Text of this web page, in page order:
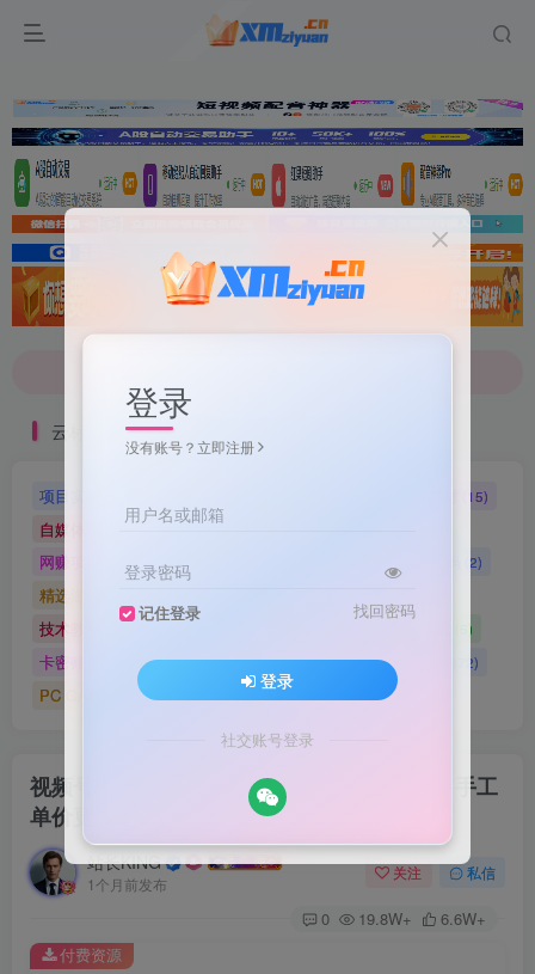
文案不会提取也不会写？八哥来帮忙！
7-9折！等多家顶流配音软件[配音神器Pro]-[配音鹅]-[南瓜配音]-[魔音工坊]-[逗哥配音]戳这里查看详情！
7-9折！等多家顶流配音软件[配音神器Pro]-[配音鹅]-[南瓜配音]-[魔音工坊]-[逗哥配音]戳这里查看详情！
云标签
项目实操 (15)
自媒体教程 (9) 自媒体 (1)
网赚项目 (4898) 网站源码 (2)
精选游戏大作合集
技术教程 技术教程 (5)
卡密账号 主题美化(0) Zibll美化(21) Switch游戏 (2872)
PC GAME (5219) I T 项 目 3A巨作
视频号自动挂G项目，自动化脚本省时省力，手工
单价更高，日入300+全网最稳【揭秘】
站长KING
1个月前发布
关注 私信
0 19.8W+ 6.6W+
付费资源
登录
没有账号？立即注册
用户名或邮箱
登录密码
记住登录 找回密码
登录
社交账号登录